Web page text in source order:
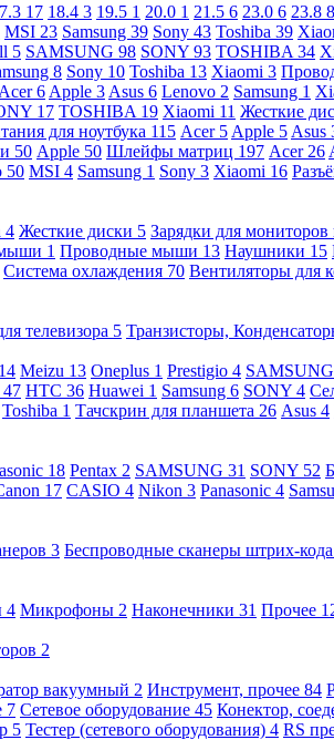
17 18.4 3 19.5 1 20.0 1 21.5 6 23.0 6 23.8 8
MSI 23 Samsung 39 Sony 43 Toshiba 39
5 SAMSUNG 98 SONY 93 TOSHIBA 34
8 Sony 10 Toshiba 13 Xiaomi 3
Acer6 Apple 3 Asus 6 Lenovo 2 Samsung 1
17 TOSHIBA 19 Xiaomi 11 Жесткие
для ноутбука 115 Acer 5 Apple 5 Asus
50 Apple 50 Шлейфы матриц 197 Acer 26
50 MSI 4 Samsung 1 Sony 3 Xiaomi 16
4 Жесткие диски 5 Зарядки для мониторов
1 Проводные мыши 13 Наушники 15
Система охлаждения 70 Вентиляторы для
телевизора 5 Транзисторы,
14 Meizu 13 Oneplus 1 Prestigio 4 SAMSUNG
47 HTC 36 Huawei 1 Samsung 6 SONY 4
Toshiba 1 Тачскрин для планшета 26 Asus 4
18 Pentax 2 SAMSUNG 31 SONY 52
17 CASIO 4 Nikon 3 Panasonic 4
3 Беспроводные сканеры штрих-кода
4 Микрофоны 2 Наконечники 31 Прочее
2
вакуумный 2 Инструмент, прочее 84
7 Сетевое оборудование 45 Конектор,
5 Тестер (сетевого оборудования) 4 RS